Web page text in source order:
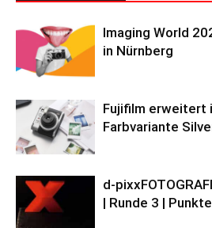
Imaging World
in Nürnberg
Fujifilm erweitert
Farbvariante
d-
| Runde 3 |